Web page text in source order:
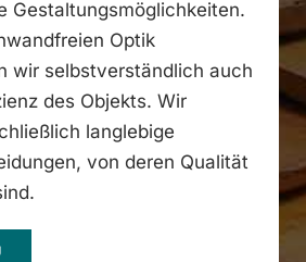
Gestaltungsmöglichkeiten.
Optik
wir selbstverständlich auch
des Objekts. Wir
langlebige
von deren Qualität